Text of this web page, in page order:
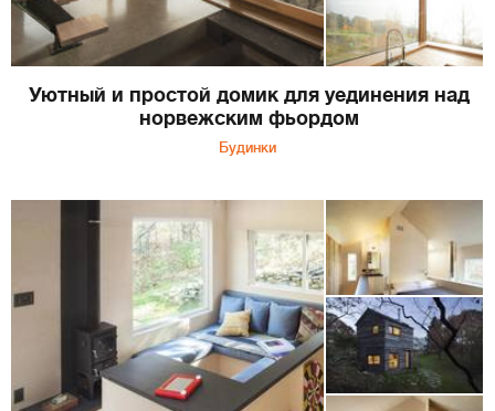
Уютный и простой домик для уединения над
норвежским фьордом
Будинки